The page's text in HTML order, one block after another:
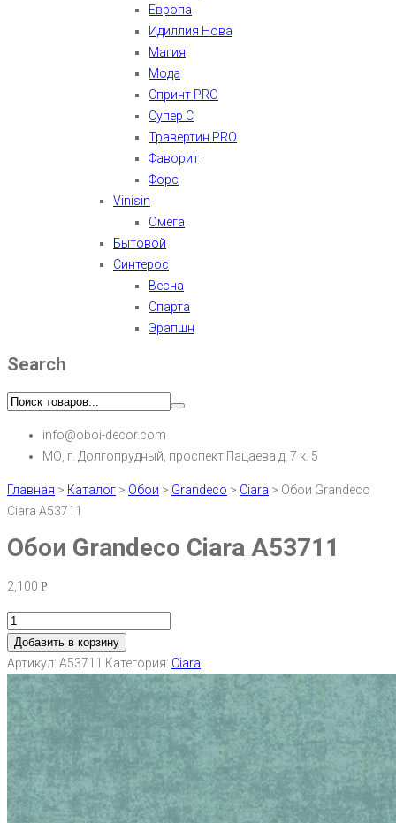
Европа
Идиллия Нова
Магия
Мода
Спринт PRO
Супер С
Травертин PRO
Фаворит
Форс
Vinisin
Омега
Бытовой
Синтерос
Весна
Спарта
Эрапшн
Search
info@oboi-decor.com
МО, г. Долгопрудный, проспект Пацаева д. 7 к. 5
Главная > Каталог > Обои > Grandeco > Ciara > Обои Grandeco
Ciara A53711
Обои Grandeco Ciara A53711
2,100 Р
Добавить в корзину
Артикул: A53711 Категория: Ciara